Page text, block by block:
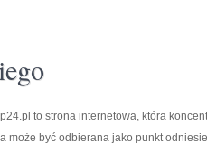
to strona internetowa, która
może być odbierana jako punkt